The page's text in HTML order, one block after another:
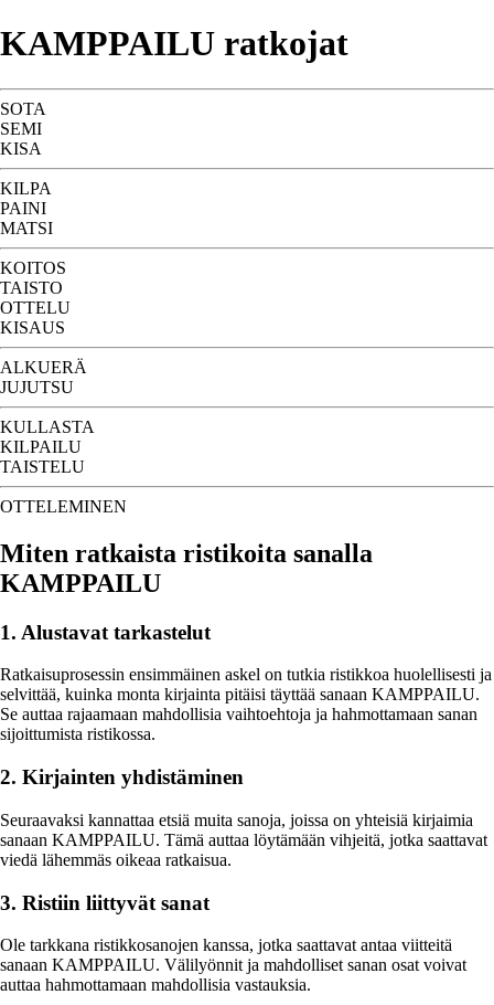
KAMPPAILU ratkojat
SOTA
SEMI
KISA
KILPA
PAINI
MATSI
KOITOS
TAISTO
OTTELU
KISAUS
ALKUERÄ
JUJUTSU
KULLASTA
KILPAILU
TAISTELU
OTTELEMINEN
Miten ratkaista ristikoita sanalla
KAMPPAILU
1. Alustavat tarkastelut
Ratkaisuprosessin ensimmäinen askel on tutkia ristikkoa huolellisesti ja
selvittää, kuinka monta kirjainta pitäisi täyttää sanaan KAMPPAILU.
Se auttaa rajaamaan mahdollisia vaihtoehtoja ja hahmottamaan sanan
sijoittumista ristikossa.
2. Kirjainten yhdistäminen
Seuraavaksi kannattaa etsiä muita sanoja, joissa on yhteisiä kirjaimia
sanaan KAMPPAILU. Tämä auttaa löytämään vihjeitä, jotka saattavat
viedä lähemmäs oikeaa ratkaisua.
3. Ristiin liittyvät sanat
Ole tarkkana ristikkosanojen kanssa, jotka saattavat antaa viitteitä
sanaan KAMPPAILU. Välilyönnit ja mahdolliset sanan osat voivat
auttaa hahmottamaan mahdollisia vastauksia.